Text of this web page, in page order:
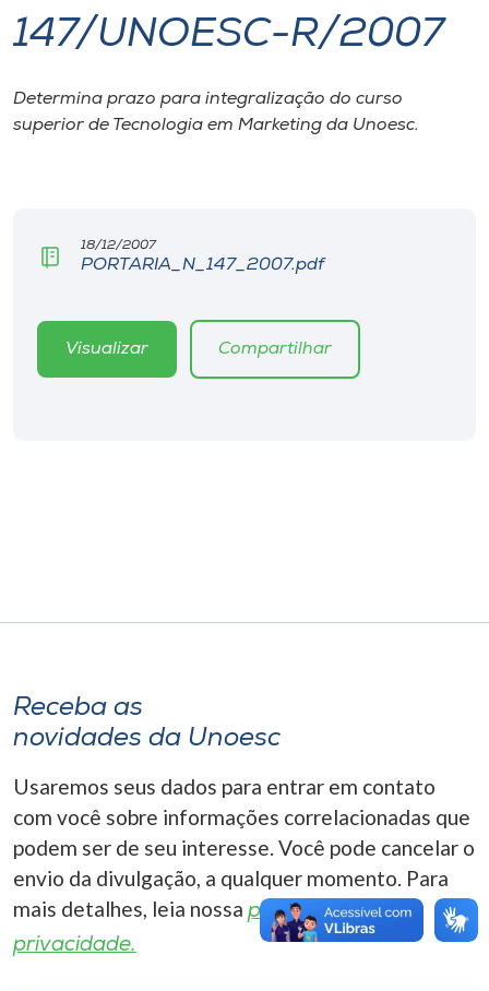
I.nova
Diplomados
CPA
Editora
Selecione
o idioma
147/UNOESC-R/2007
Determina prazo para integralização do curso
superior de Tecnologia em Marketing da Unoesc.
18/12/2007
PORTARIA_N_147_2007.pdf
Visualizar Compartilhar
Receba as
novidades da Unoesc
Usaremos seus dados para entrar em contato
com você sobre informações correlacionadas que
podem ser de seu interesse. Você pode cancelar o
envio da divulgação, a qualquer momento. Para
mais detalhes, leia nossa política de
privacidade.